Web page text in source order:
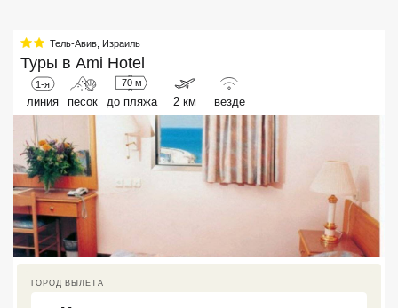
Тель-Авив Израиль
Туры в Ami Hotel
1-я
линия песок
70 м
до пляжа 2 км везде
ГОРОД ВЫЛЕТА
Хайнань
Северный Гоа
Южный Гоа
Занзибар
Абхазия
Большой Сочи